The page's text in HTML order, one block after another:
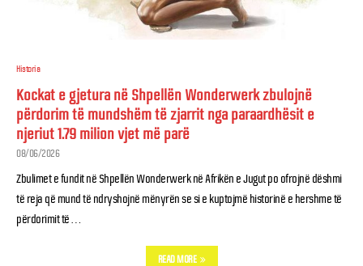
Historia
Kockat e gjetura në Shpellën Wonderwerk zbulojnë
përdorim të mundshëm të zjarrit nga paraardhësit e
njeriut 1.79 milion vjet më parë
08/06/2026
Zbulimet e fundit në Shpellën Wonderwerk në Afrikën e Jugut po ofrojnë dëshmi
të reja që mund të ndryshojnë mënyrën se si e kuptojmë historinë e hershme të
përdorimit të …
READ MORE